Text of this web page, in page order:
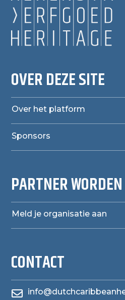
OVER DEZE SITE
Over het platform
Sponsors
PARTNER WORDEN
Meld je organisatie aan
CONTACT
